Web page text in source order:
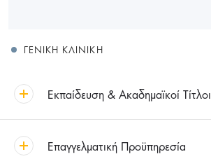
ΓΕΝΙΚΉ ΚΛΙΝΙΚΉ
Εκπαίδευση & Ακαδημαϊκοί Τίτλοι
Επαγγελματική Προϋπηρεσία